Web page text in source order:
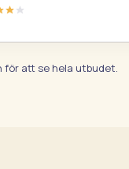
för att se hela utbudet.